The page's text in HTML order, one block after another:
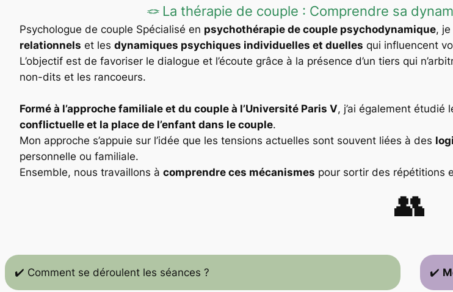
🪢 La thérapie de couple : Comprendre sa
Psychologue de couple Spécialisé en psychothérapie de couple psychodynamique,
relationnels et les dynamiques psychiques individuelles et duelles qui influencent
L’objectif est de favoriser le dialogue et l’écoute grâce à la présence d’un tiers qui
non-dits et les rancoeurs.
Formé à l’approche familiale et du couple à l’Université Paris V, j’ai également étudié
conflictuelle et la place de l’enfant dans le couple.
Mon approche s’appuie sur l’idée que les tensions actuelles sont souvent liées à des
personnelle ou familiale.
Ensemble, nous travaillons à comprendre ces mécanismes pour sortir des répétitions
👥
✔️ Comment se déroulent les séances ? ✔️